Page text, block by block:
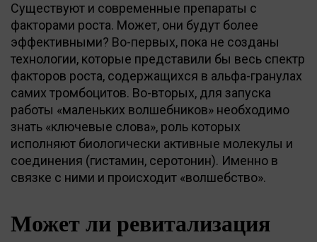
Существуют и современные препараты с
факторами роста. Может, они будут более
эффективными? Во-первых, пока не созданы
технологии, которые представили бы весь спектр
факторов роста, содержащихся в альфа-гранулах
самих тромбоцитов. Во-вторых, для запуска
работы «маленьких волшебников» необходимо
знать «ключевые слова», роль которых
исполняют биологически активные молекулы и
соединения (гистамин, серотонин). Именно в
связке с ними и происходит «волшебство».
Может ли ревитализация